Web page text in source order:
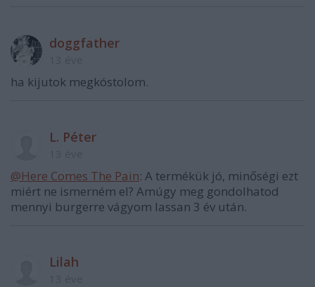
doggfather
ha kijutok megkóstolom.
L. Péter
@Here Comes The Pain: A termékük jó, minőségi ezt
miért ne ismerném el? Amúgy meg gondolhatod
mennyi burgerre vágyom lassan 3 év után.
Lilah